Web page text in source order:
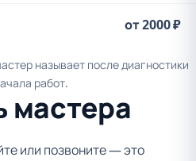
от 2000 ₽
называет после диагностики
работ.
мастера
или позвоните — это